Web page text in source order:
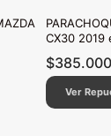
CX30 2019
$385.000
Ver